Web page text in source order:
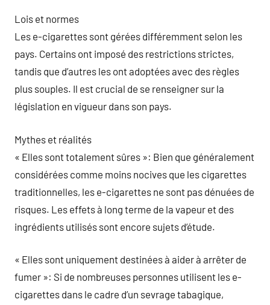
Lois et normes
Les e-cigarettes sont gérées différemment selon les
pays. Certains ont imposé des restrictions strictes,
tandis que d’autres les ont adoptées avec des règles
plus souples. Il est crucial de se renseigner sur la
législation en vigueur dans son pays.
Mythes et réalités
« Elles sont totalement sûres »: Bien que généralement
considérées comme moins nocives que les cigarettes
traditionnelles, les e-cigarettes ne sont pas dénuées de
risques. Les effets à long terme de la vapeur et des
ingrédients utilisés sont encore sujets d’étude.
« Elles sont uniquement destinées à aider à arrêter de
fumer »: Si de nombreuses personnes utilisent les e-
cigarettes dans le cadre d’un sevrage tabagique,